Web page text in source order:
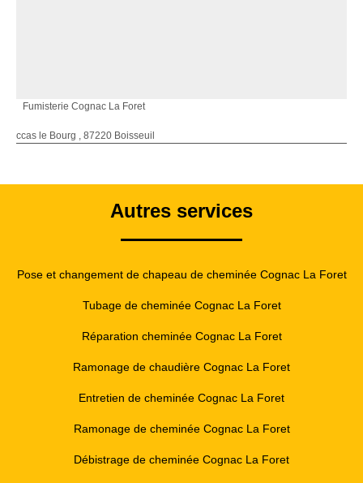
Fumisterie Cognac La Foret
ccas le Bourg , 87220 Boisseuil
Autres services
Pose et changement de chapeau de cheminée Cognac La Foret
Tubage de cheminée Cognac La Foret
Réparation cheminée Cognac La Foret
Ramonage de chaudière Cognac La Foret
Entretien de cheminée Cognac La Foret
Ramonage de cheminée Cognac La Foret
Débistrage de cheminée Cognac La Foret